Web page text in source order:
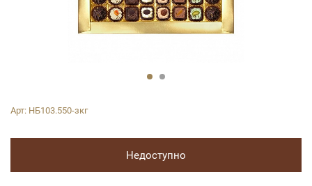
Арт: НБ103.550-зкг
Недоступно